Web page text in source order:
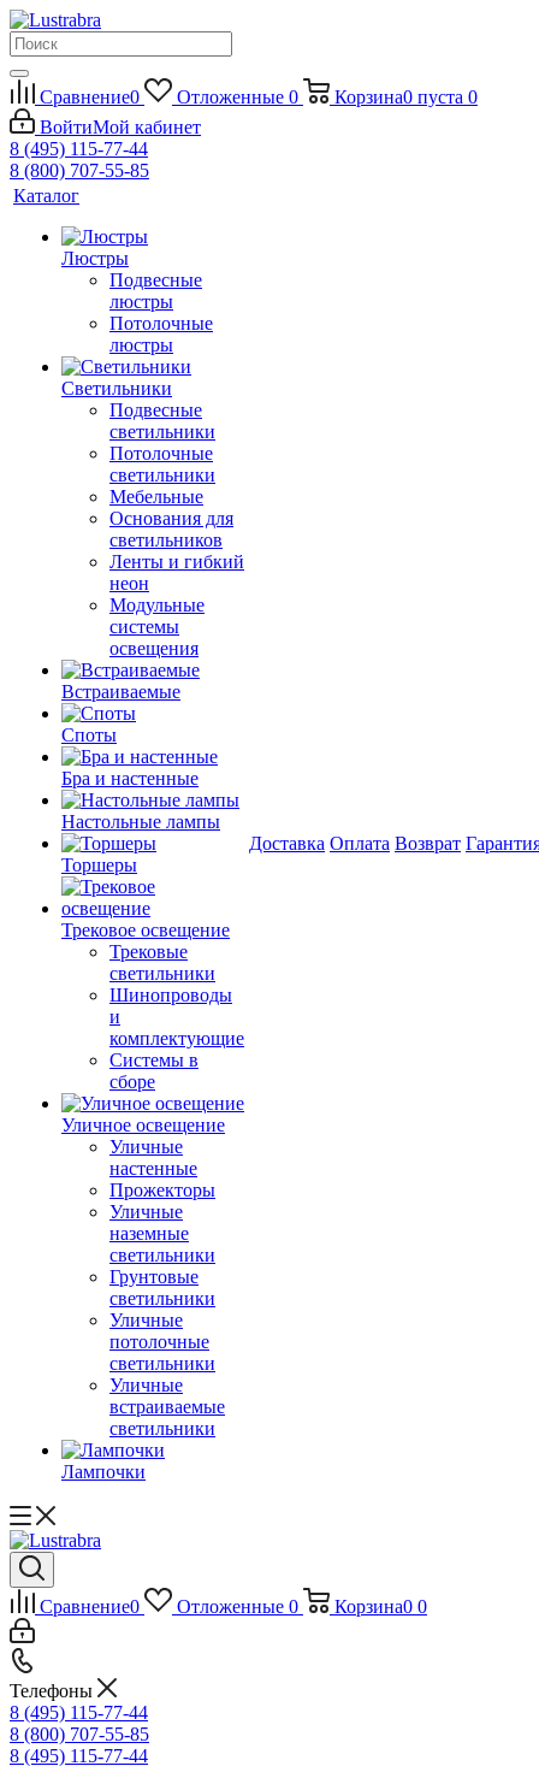
Сравнение0 Отложенные 0 Корзина0 пуста 0
ВойтиМой кабинет
8 (495) 115-77-44
8 (800) 707-55-85
Каталог
Люстры
Подвесные
люстры
Потолочные
люстры
Светильники
Подвесные
светильники
Потолочные
светильники
Мебельные
Основания для
светильников
Ленты и гибкий
неон
Модульные
системы
освещения
Встраиваемые
Споты
Бра и настенные
Настольные лампы
Торшеры
Трековое освещение
Трековые
светильники
Шинопроводы
и
комплектующие
Системы в
сборе
Уличное освещение
Уличные
настенные
Прожекторы
Уличные
наземные
светильники
Грунтовые
светильники
Уличные
потолочные
светильники
Уличные
встраиваемые
светильники
Лампочки
Доставка Оплата Возврат
Сравнение0 Отложенные 0 Корзина0 0
Телефоны
8 (495) 115-77-44
8 (800) 707-55-85
8 (495) 115-77-44